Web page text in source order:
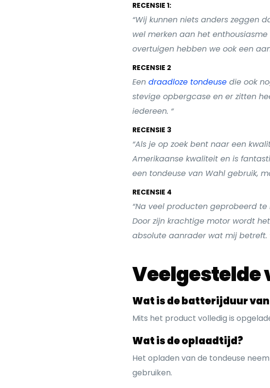
RECENSIE 1:
“Wij kunnen niets anders zeggen
wel merken aan het
overtuigen hebben we ook een
RECENSIE 2
Een draadloze tondeuse die ook
stevige opbergcase en er zitten
iedereen. “
RECENSIE 3
“Als je op zoek bent naar een
Amerikaanse kwaliteit en is
een tondeuse van Wahl gebruik,
RECENSIE 4
“Na veel producten geprobeerd
Door zijn krachtige motor wordt
absolute aanrader wat mij betreft.
Veelgestelde
Wat is de batterijduur van
Mits het product volledig is
Wat is de oplaadtijd?
Het opladen van de tondeuse
gebruiken.